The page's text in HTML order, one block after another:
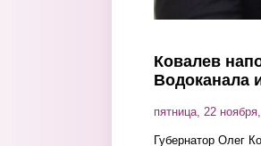
Ковалев
Водоканала
пятница, 22
Губернатор Олег